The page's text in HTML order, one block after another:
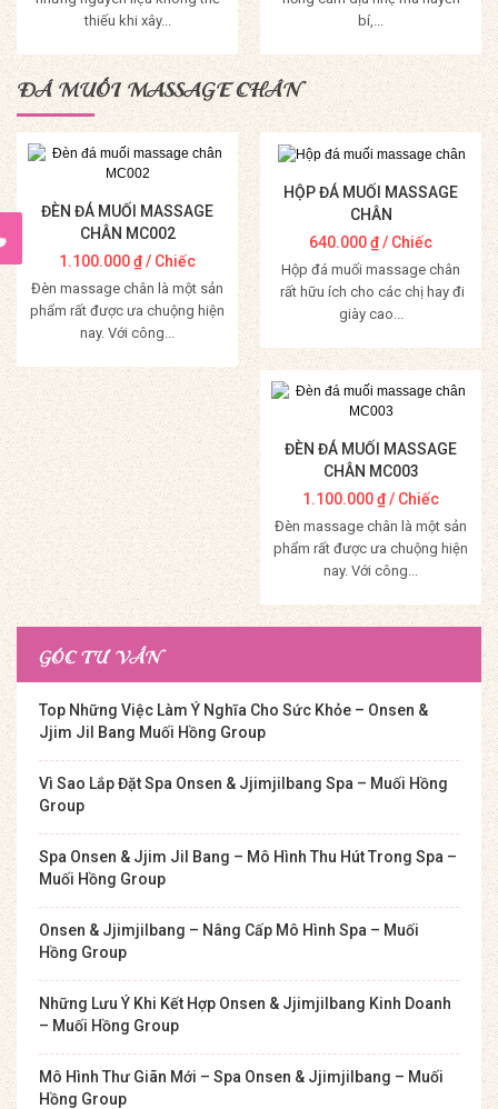
thiếu khi xây...
Mua Hàng
bí,...
Mua Hàng
ĐÁ MUỐI MASSAGE CHÂN
ĐÈN ĐÁ MUỐI MASSAGE
CHÂN MC002
1.100.000₫/ Chiếc
Đèn massage chân là một sản
phẩm rất được ưa chuộng hiện
nay. Với công...
Mua Hàng
HỘP ĐÁ MUỐI MASSAGE
CHÂN
640.000₫/ Chiếc
Hộp đá muối massage chân
rất hữu ích cho các chị hay đi
giày cao...
Mua Hàng
ĐÈN ĐÁ MUỐI MASSAGE
CHÂN MC003
1.100.000₫/ Chiếc
Đèn massage chân là một sản
phẩm rất được ưa chuộng hiện
nay. Với công...
Mua Hàng
GÓC TƯ VẤN
Top Những Việc Làm Ý Nghĩa Cho Sức Khỏe – Onsen &
Jjim Jil Bang Muối Hồng Group
Vì Sao Lắp Đặt Spa Onsen & Jjimjilbang Spa – Muối Hồng
Group
Spa Onsen & Jjim Jil Bang – Mô Hình Thu Hút Trong Spa –
Muối Hồng Group
Onsen & Jjimjilbang – Nâng Cấp Mô Hình Spa – Muối
Hồng Group
Những Lưu Ý Khi Kết Hợp Onsen & Jjimjilbang Kinh Doanh
– Muối Hồng Group
Mô Hình Thư Giãn Mới – Spa Onsen & Jjimjilbang – Muối
Hồng Group